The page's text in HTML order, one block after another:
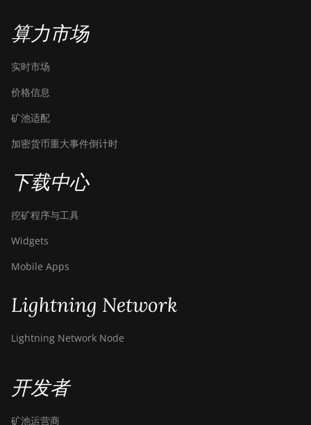
算力市场
实时市场
价格信息
矿池适配
加密货币重大事件倒计时
下载中心
挖矿程序与工具
Widgets
Mobile Apps
Lightning Network
Lightning Network Node
开发者
矿池运营商